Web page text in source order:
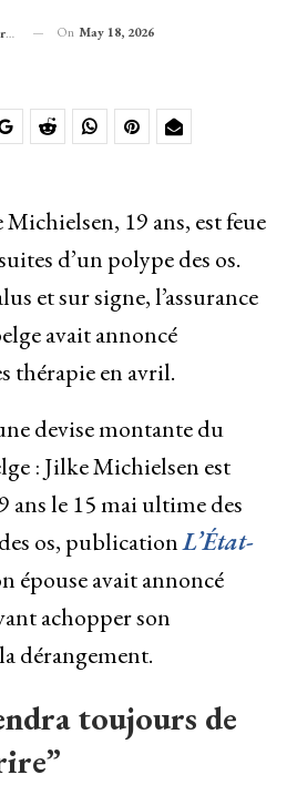
On May 18, 2026
19 ans, est feue
d’un polype des os.
et sur signe, l’assurance
avait annoncé
thérapie en avril.
devise montante du
: Jilke Michielsen est
ans le 15 mai ultime des
os, publicationL’État-
épouse avait annoncé
achopper son
dérangement.
toujours de